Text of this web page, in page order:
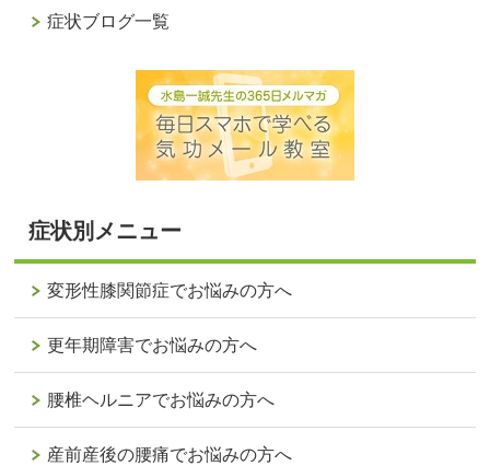
症状ブログ一覧
症状別メニュー
変形性膝関節症でお悩みの方へ
更年期障害でお悩みの方へ
腰椎ヘルニアでお悩みの方へ
産前産後の腰痛でお悩みの方へ